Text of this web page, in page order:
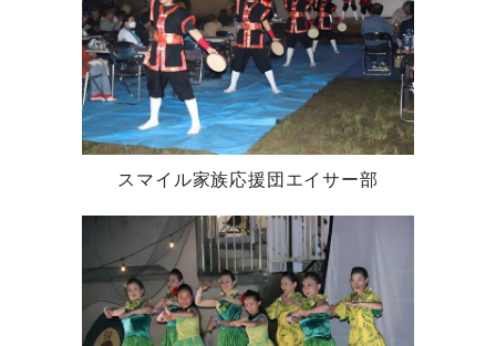
スマイル家族応援団エイサー部